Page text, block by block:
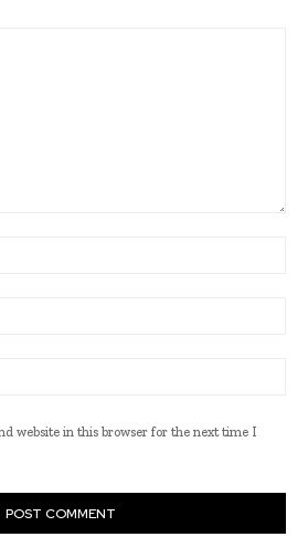
website in this browser for the next time I